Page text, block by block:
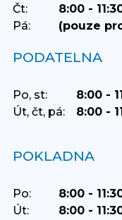
Čt:
8:00 -
Pá:
(pouze
PODATELNA
Po, st:
8:00 -
Út, čt, pá:
8:00 -
POKLADNA
Po:
8:00 -
Út:
8:00 -